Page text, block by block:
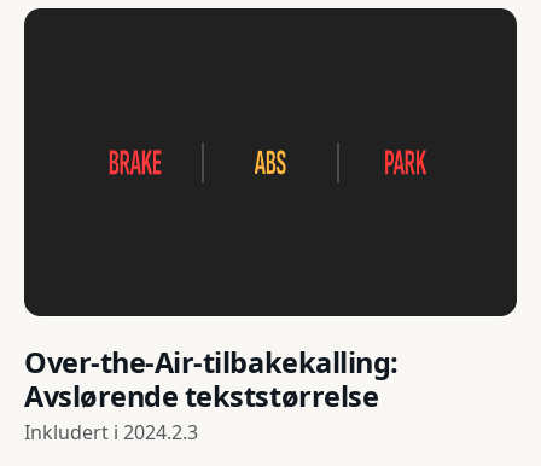
Over-the-Air-tilbakekalling:
Avslørende tekststørrelse
Inkludert i 2024.2.3